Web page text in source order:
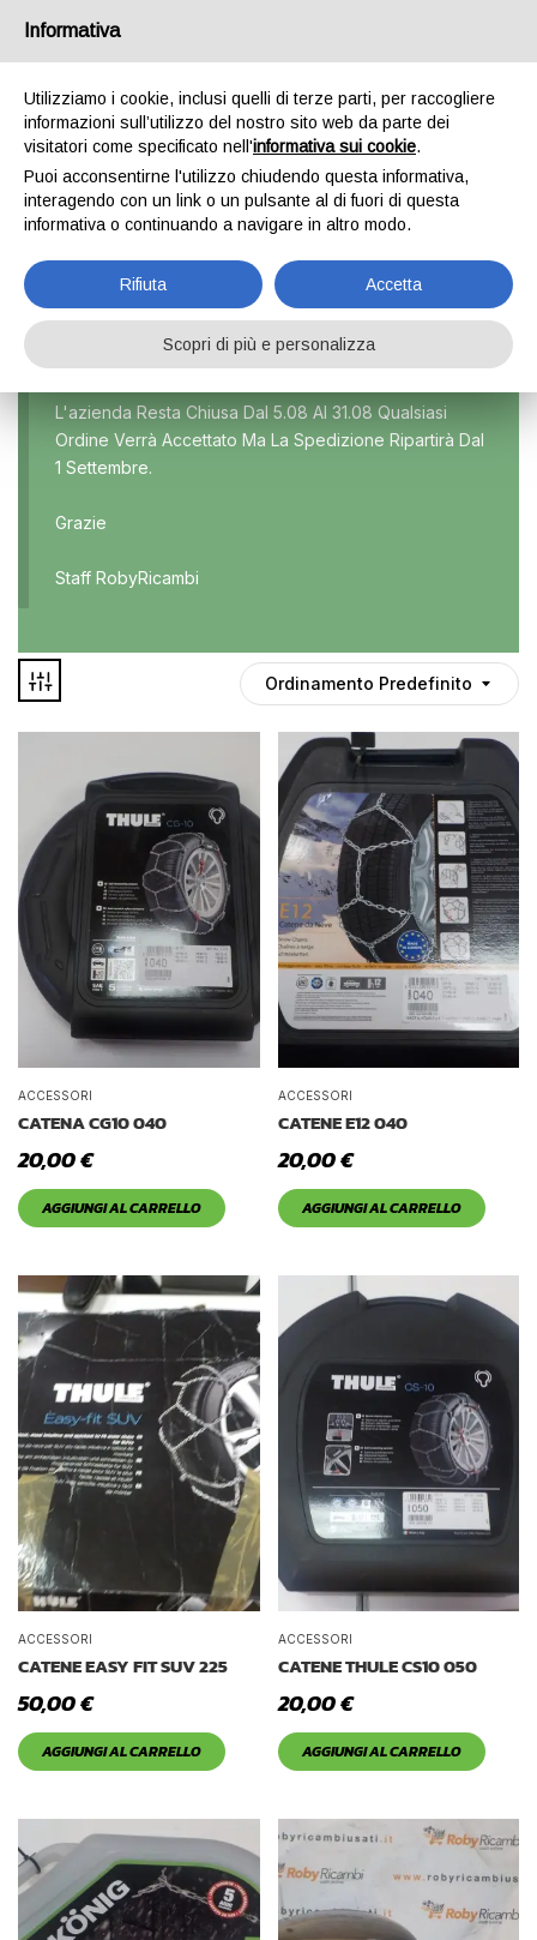
2008
Home Prodotto Modello 2008
Marca
Modello
Auto usate
Culla
Maniglie
Noleggio
Parti meccaniche
Ponte
Spray
Deghiacciante
Disponibile
In offerta
L'azienda Resta Chiusa Dal 5.08 Al 31.08 Qualsiasi
Ordine Verrà Accettato Ma La Spedizione Ripartirà Dal
1 Settembre.
Grazie
Staff RobyRicambi
Ordinamento Predefinito
ACCESSORI
CATENA CG10 040
20,00€
AGGIUNGI AL CARRELLO
ACCESSORI
CATENE E12 040
20,00€
AGGIUNGI AL CARRELLO
ACCESSORI
CATENE EASY FIT SUV 225
50,00€
AGGIUNGI AL CARRELLO
ACCESSORI
CATENE THULE CS10 050
20,00€
AGGIUNGI AL CARRELLO
Informativa
Utilizziamo i cookie, inclusi quelli di terze parti, per raccogliere
informazioni sull’utilizzo del nostro sito web da parte dei
visitatori come specificato nell'informativa sui cookie.
Puoi acconsentirne l'utilizzo chiudendo questa informativa,
interagendo con un link o un pulsante al di fuori di questa
informativa o continuando a navigare in altro modo.
Rifiuta Accetta
Scopri di più e personalizza